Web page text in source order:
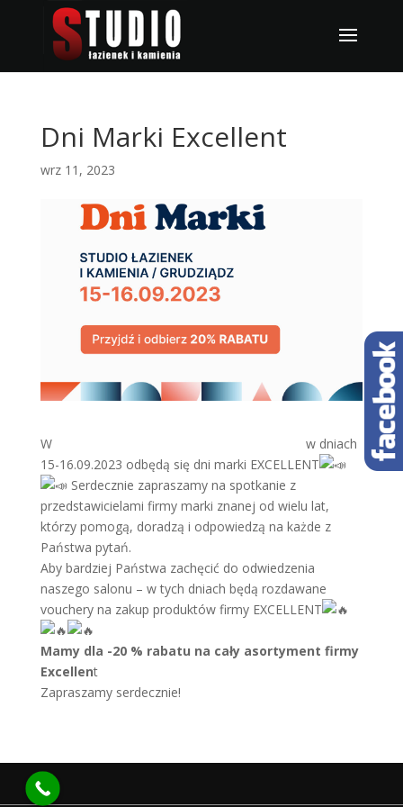
Dni Marki Excellent
wrz 11, 2023
W
w dniach
15-16.09.2023 odbędą się dni marki EXCELLENT
Serdecznie zapraszamy na spotkanie z
przedstawicielami firmy marki znanej od wielu lat,
którzy pomogą, doradzą i odpowiedzą na każde z
Państwa pytań.
Aby bardziej Państwa zachęcić do odwiedzenia
naszego salonu – w tych dniach będą rozdawane
vouchery na zakup produktów firmy EXCELLENT
Mamy dla -20 % rabatu na cały asortyment firmy
Excellent
Zapraszamy serdecznie!